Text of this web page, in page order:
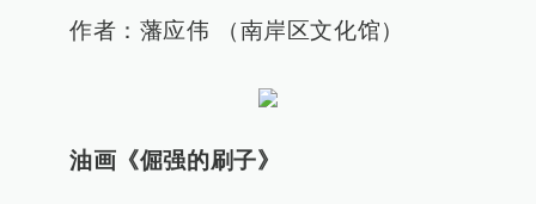
作者：藩应伟 （南岸区文化馆）
油画《倔强的刷子》